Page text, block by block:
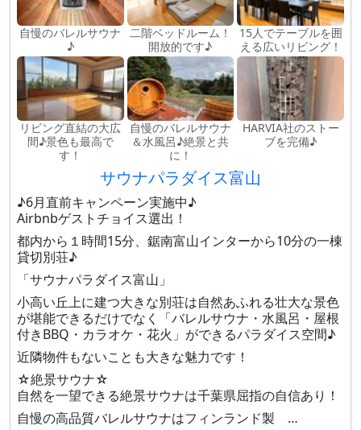
自慢のバレルサウナ
♪
二階ベッドルーム！
開放的です♪
15人でテーブルを囲
える広いリビング！
リビング直結の大広
間♪景色も最高で
す！
自慢のバレルサウナ
＆水風呂♪絶景と共
に！
HARVIA社のストー
ブを完備♪
サウナパラダイス富山
♪6月直前キャンペーン実施中♪
Airbnbゲストチョイス選出！
都内から１時間15分、鋸南富山インターから10分の一棟
貸切別荘♪
「サウナパラダイス富山」
小高い丘上に建つ大きな別荘は自然あふれる壮大な景色
が堪能できるだけでなく「バレルサウナ・水風呂・屋根
付きBBQ・カラオケ・花火」ができるパラダイス空間♪
近隣物件もないことも大きな魅力です！
☆絶景サウナ☆
自然を一望できる絶景サウナは千葉県屈指の自信あり！
自慢の高品質バレルサウナはフィンランド製 …